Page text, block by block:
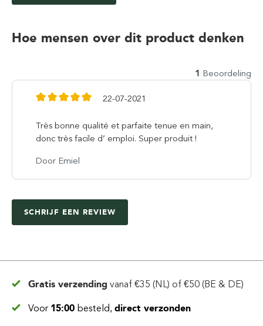
Hoe mensen over dit product denken
1 Beoordeling
22-07-2021
Très bonne qualité et parfaite tenue en main,
donc très facile d’ emploi. Super produit !
Door Emiel
SCHRIJF EEN REVIEW
Gratis verzending vanaf €35 (NL) of €50 (BE & DE)
Voor 15:00 besteld, direct verzonden